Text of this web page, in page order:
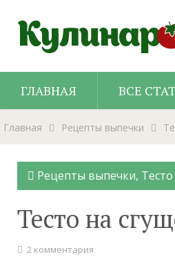
ГЛАВНАЯ ВСЕ
Главная Рецепты выпечки
Рецепты выпечки, Тесто
Тесто на
2 комментария